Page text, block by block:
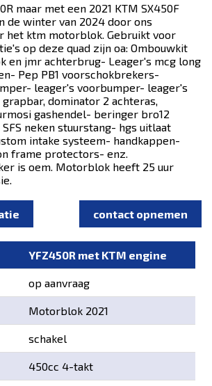
maar met een 2021 KTM SX450F
de winter van 2024 door ons
het ktm motorblok. Gebruikt voor
op deze quad zijn oa: Ombouwkit
en jmr achterbrug- Leager's mcg long
Pep PB1 voorschokbrekers-
leager's voorbumper- leager's
dominator 2 achteras,
gashendel- beringer bro12
neken stuurstang- hgs uitlaat
intake systeem- handkappen-
frame protectors- enz.
is oem. Motorblok heeft 25 uur
contact opnemen
YFZ450R met KTM engine
op aanvraag
Motorblok 2021
schakel
450cc 4-takt